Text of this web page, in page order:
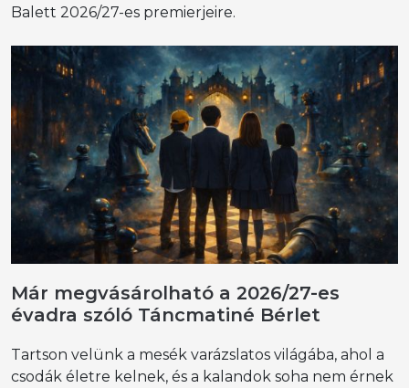
Balett 2026/27-es premierjeire.
Már megvásárolható a 2026/27-es
évadra szóló Táncmatiné Bérlet
Tartson velünk a mesék varázslatos világába, ahol a
csodák életre kelnek, és a kalandok soha nem érnek